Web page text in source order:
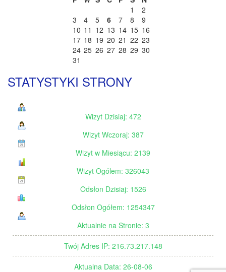
1
2
3
4 5 6 7 8
9
10 11 12 13 14 15 16
17 18 19 20 21 22 23
24 25 26 27 28 29 30
31
STATYSTYKI STRONY
Wizyt Dzisiaj: 472
Wizyt Wczoraj: 387
Wizyt w Miesiącu: 2139
Wizyt Ogólem: 326043
Odsłon Dzisiaj: 1526
Odsłon Ogółem: 1254347
Aktualnie na Stronie: 3
Twój Adres IP: 216.73.217.148
Aktualna Data: 26-08-06